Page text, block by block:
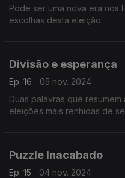
Pode ser uma nova era nos
escolhas desta eleição.
Divisão e esperança
Ep. 16
05 nov. 2024
Duas palavras que
eleições mais renhidas de
Puzzle Inacabado
Ep. 15
04 nov. 2024